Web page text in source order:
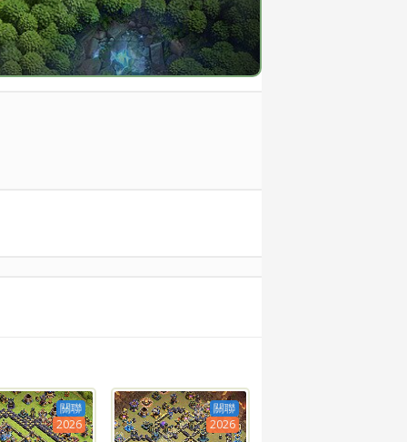
關聯
2026
關聯
2026